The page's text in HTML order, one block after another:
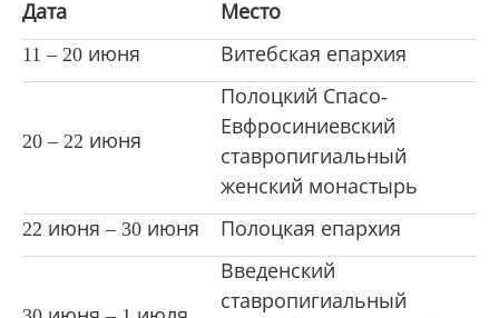
Дата
Место
11 ‒ 20 июня
Витебская епархия
20 ‒ 22 июня
Полоцкий Спасо-
Евфросиниевский
ставропигиальный
женский монастырь
22 июня ‒ 30 июня
Полоцкая епархия
Введенский
ставропигиальный